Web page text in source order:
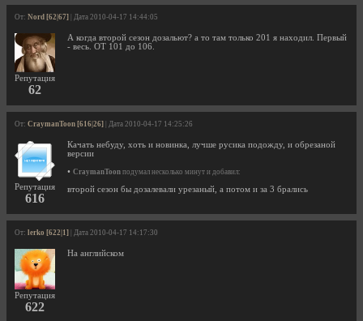
От: Nord [62|67] | Дата 2010-04-17 14:44:05
Репутация
62
А когда второй сезон дозальют? а то там только 201 я находил. Первый
- весь. ОТ 101 до 106.
От: CraymanToon [616|26] | Дата 2010-04-17 14:25:26
Репутация
616
Качать небуду, хоть и новинка, лучше русика подожду, и обрезаной
версии
• CraymanToon подумал несколько минут и добавил:
второй сезон бы дозалевали урезаный, а потом и за 3 брались
От: lerko [622|1] | Дата 2010-04-17 14:17:30
Репутация
622
На английском